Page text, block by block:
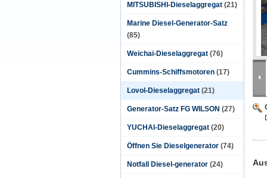
MITSUBISHI-Dieselaggregat (21)
Marine Diesel-Generator-Satz
(85)
Weichai-Dieselaggregat (76)
Cummins-Schiffsmotoren (17)
Lovol-Dieselaggregat (21)
Generator-Satz FG WILSON (27)
YUCHAI-Dieselaggregat (20)
Öffnen Sie Dieselgenerator (74)
Notfall Diesel-generator (24)